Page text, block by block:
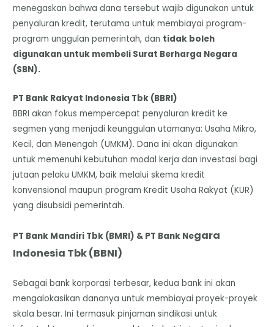
menegaskan bahwa dana tersebut wajib digunakan untuk
penyaluran kredit, terutama untuk membiayai program-
program unggulan pemerintah, dan tidak boleh
digunakan untuk membeli Surat Berharga Negara
(SBN).
​PT Bank Rakyat Indonesia Tbk (BBRI)
BBRI akan fokus mempercepat penyaluran kredit ke
segmen yang menjadi keunggulan utamanya: Usaha Mikro,
Kecil, dan Menengah (UMKM). Dana ini akan digunakan
untuk memenuhi kebutuhan modal kerja dan investasi bagi
jutaan pelaku UMKM, baik melalui skema kredit
konvensional maupun program Kredit Usaha Rakyat (KUR)
yang disubsidi pemerintah.
​PT Bank Mandiri Tbk (BMRI) & PT Bank Negara
Indonesia Tbk (BBNI)
Sebagai bank korporasi terbesar, kedua bank ini akan
mengalokasikan dananya untuk membiayai proyek-proyek
skala besar. Ini termasuk pinjaman sindikasi untuk